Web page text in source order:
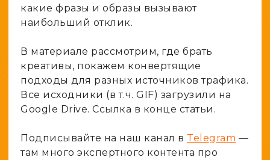
какие фразы и образы вызывают
наибольший отклик.
В материале рассмотрим, где брать
креативы, покажем конвертящие
подходы для разных источников трафика.
Все исходники (в т.ч. GIF) загрузили на
Google Drive. Ссылка в конце статьи.
Подписывайте на наш канал в Telegram —
там много экспертного контента про